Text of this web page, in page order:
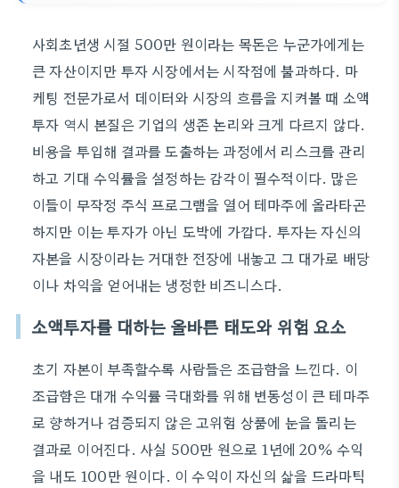
사회초년생 시절 500만 원이라는 목돈은 누군가에게는
큰 자산이지만 투자 시장에서는 시작점에 불과하다. 마
케팅 전문가로서 데이터와 시장의 흐름을 지켜볼 때 소액
투자 역시 본질은 기업의 생존 논리와 크게 다르지 않다.
비용을 투입해 결과를 도출하는 과정에서 리스크를 관리
하고 기대 수익률을 설정하는 감각이 필수적이다. 많은
이들이 무작정 주식 프로그램을 열어 테마주에 올라타곤
하지만 이는 투자가 아닌 도박에 가깝다. 투자는 자신의
자본을 시장이라는 거대한 전장에 내놓고 그 대가로 배당
이나 차익을 얻어내는 냉정한 비즈니스다.
소액투자를 대하는 올바른 태도와 위험 요소
초기 자본이 부족할수록 사람들은 조급함을 느낀다. 이
조급함은 대개 수익률 극대화를 위해 변동성이 큰 테마주
로 향하거나 검증되지 않은 고위험 상품에 눈을 돌리는
결과로 이어진다. 사실 500만 원으로 1년에 20% 수익
을 내도 100만 원이다. 이 수익이 자신의 삶을 드라마틱